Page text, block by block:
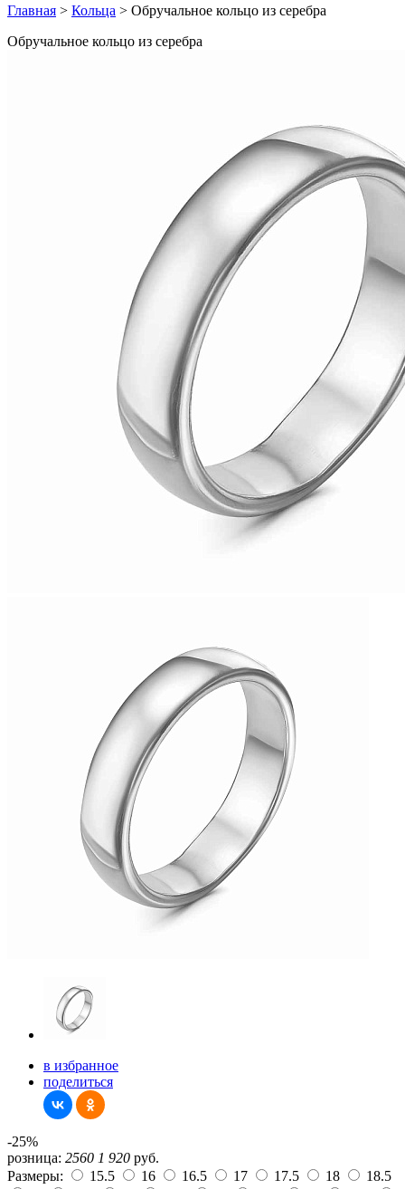
Главная > Кольца > Обручальное кольцо из серебра
Обручальное кольцо из серебра
в избранное
поделиться
-25%
розница: 2560 1 920 руб.
Размеры:
15.5 16 16.5 17 17.5 18
18.5